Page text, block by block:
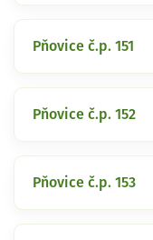
Pňovice č.p. 151
Pňovice č.p. 152
Pňovice č.p. 153